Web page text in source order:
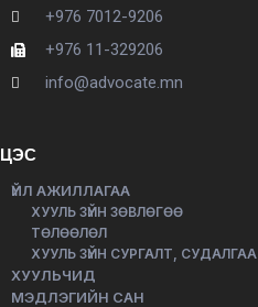
+976 7012-9206
+976 11-329206
info@advocate.mn
ЦЭС
ҮЙЛ АЖИЛЛАГАА
ХУУЛЬ ЗҮЙН ЗӨВЛӨГӨӨ
ТӨЛӨӨЛӨЛ
ХУУЛЬ ЗҮЙН СУРГАЛТ, СУДАЛГАА
ХУУЛЬЧИД
МЭДЛЭГИЙН САН